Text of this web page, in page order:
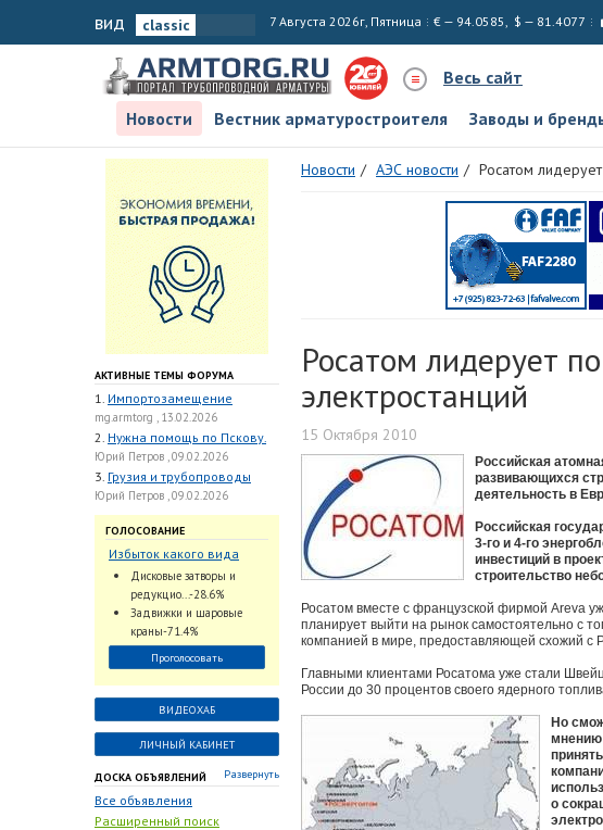
вид 7 Августа 2026г, Пятница € — 94.0585, $ — 81.4077
Весь сайт
Новости
Вестник арматуростроителя Заводы и
АКТИВНЫЕ ТЕМЫ ФОРУМА
1. Импортозамещение
mg.armtorg , 13.02.2026
2. Нужна помощь по Пскову.
Юрий Петров , 09.02.2026
3. Грузия и трубопроводы
Юрий Петров , 09.02.2026
ГОЛОСОВАНИЕ
Избыток какого вида
трубопроводной
арматуры наблюдается
на Российском рынке с
2024 по 2026 годы?
Дисковые затворы и
редукцио...-28.6%
Задвижки и шаровые
краны-71.4%
Проголосовать
ВИДЕОХАБ
ЛИЧНЫЙ КАБИНЕТ
ДОСКА ОБЪЯВЛЕНИЙ Развернуть
Все объявления
Расширенный поиск
Новости АЭС новости Росатом
Росатом лидерует
электростанций
15 Октября 2010
Российская
развивающихся
деятельность в
Российская
3-го и 4-го
инвестиций в
строительство
Росатом вместе с французской фирмой Areva
планирует выйти на рынок самостоятельно с
компанией в мире, предоставляющей схожий с
Главными клиентами Росатома уже стали
России до 30 процентов своего ядерного
Но
мнению
о